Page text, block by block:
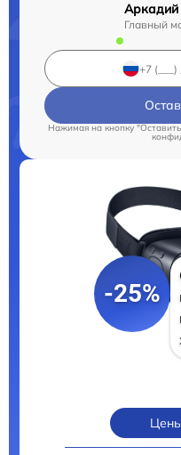
Главный
Нажимая на кнопку
-25%